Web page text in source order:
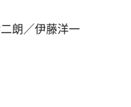
朗／伊藤洋一